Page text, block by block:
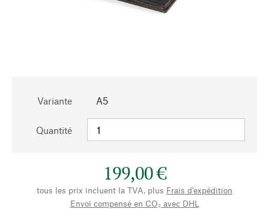
Variante A5
Quantité
199,00 €
tous les prix incluent la TVA, plus Frais d'expédition
Envoi compensé en CO₂ avec DHL